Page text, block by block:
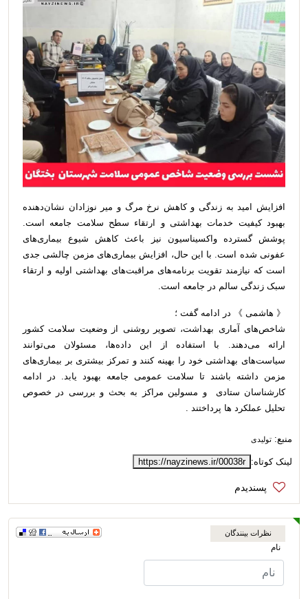
افزایش امید به زندگی و کاهش نرخ مرگ و میر نوزادان نشان‌دهنده
بهبود کیفیت خدمات بهداشتی و ارتقاء سطح سلامت جامعه است.
پوشش گسترده واکسیناسیون نیز باعث کاهش شیوع بیماری‌های
عفونی شده است. با این حال، افزایش بیماری‌های مزمن چالشی جدی
است که نیازمند تقویت برنامه‌های مراقبت‌های بهداشتی اولیه و ارتقاء
سبک زندگی سالم در جامعه است.
《 هاشمی 》 در ادامه گفت ؛
شاخص‌های آماری بهداشت، تصویر روشنی از وضعیت سلامت کشور
ارائه می‌دهند. با استفاده از این داده‌ها، مسئولان می‌توانند
سیاست‌های بهداشتی خود را بهینه کنند و تمرکز بیشتری بر بیماری‌های
مزمن داشته باشند تا سلامت عمومی جامعه بهبود یابد. در ادامه
کارشناسان ستادی و مسولین مراکز به بحث و بررسی در خصوص
تحلیل عملکرد ها پرداختند .
منبع: تولیدی
لینک کوتاه: https://nayzinews.ir/00038r
نظرات بینندگان
نام